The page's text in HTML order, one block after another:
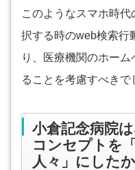
このようなスマホ時
択する時のweb検索行
り、医療機関のホー
ることを考慮すべきで
小倉記念病院
コンセプトを
人々」にしたか